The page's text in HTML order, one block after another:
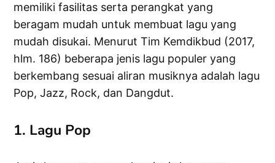
memiliki fasilitas serta perangkat yang
beragam mudah untuk membuat lagu yang
mudah disukai. Menurut Tim Kemdikbud (2017,
hlm. 186) beberapa jenis lagu populer yang
berkembang sesuai aliran musiknya adalah lagu
Pop, Jazz, Rock, dan Dangdut.
1. Lagu Pop